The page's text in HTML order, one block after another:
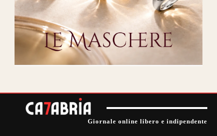
Giornale online libero e indipendente